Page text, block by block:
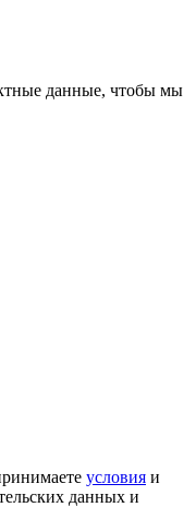
данные, чтобы мы
условия и
данных и